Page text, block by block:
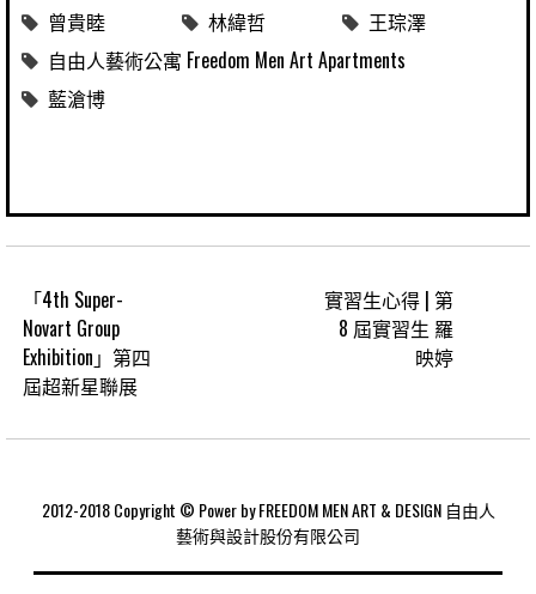
曾貴睦
林緯哲
王琮澤
自由人藝術公寓 Freedom Men Art Apartments
藍滄博
「4th Super-
Novart Group
Exhibition」第四
屆超新星聯展
實習生心得 | 第
8 屆實習生 羅
映婷
2012-2018 Copyright © Power by FREEDOM MEN ART & DESIGN 自由人
藝術與設計股份有限公司